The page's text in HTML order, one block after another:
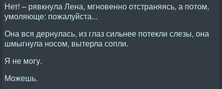
Нет! – рявкнула Лена, мгновенно отстраняясь, а потом,
умоляюще: пожалуйста...
Она вся дернулась, из глаз сильнее потекли слезы, она
шмыгнула носом, вытерла сопли.
Я не могу.
Можешь.